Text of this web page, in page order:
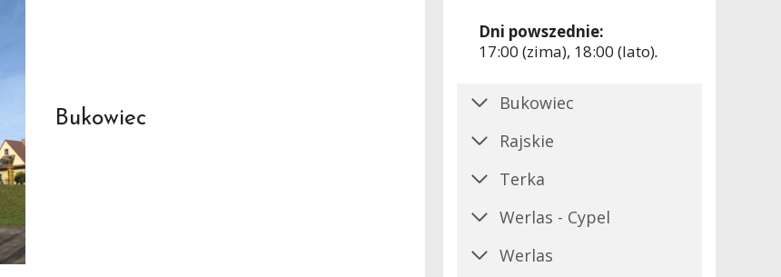
Bukowiec
Dni powszednie:
17:00 (zima), 18:00 (lato).
Bukowiec
Rajskie
Terka
Werlas - Cypel
Werlas